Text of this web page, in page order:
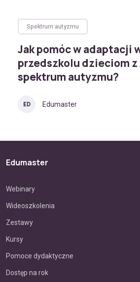
Spektrum autyzmu
Jak pomóc w adaptacji
przedszkolu dzieciom z
spektrum autyzmu?
ED Edumaster
Edumaster
Webinary
Wideoszkolenia
Zestawy
Kursy
Pomoce dydaktyczne
Dostęp na rok